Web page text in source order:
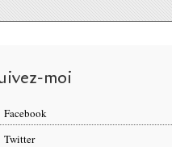
moi
Facebook
Twitter